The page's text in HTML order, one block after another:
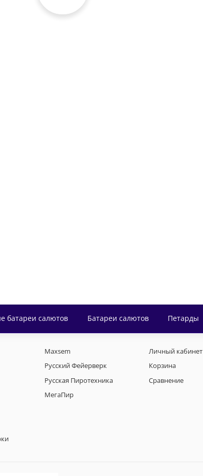
батареи салютов Батареи салютов Петарды
Maxsem
Русский Фейерверк
Русская Пиротехника
МегаПир
Личный кабинет
Корзина
Сравнение